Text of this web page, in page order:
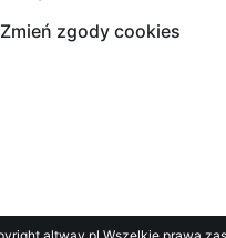
Zmień zgody cookies